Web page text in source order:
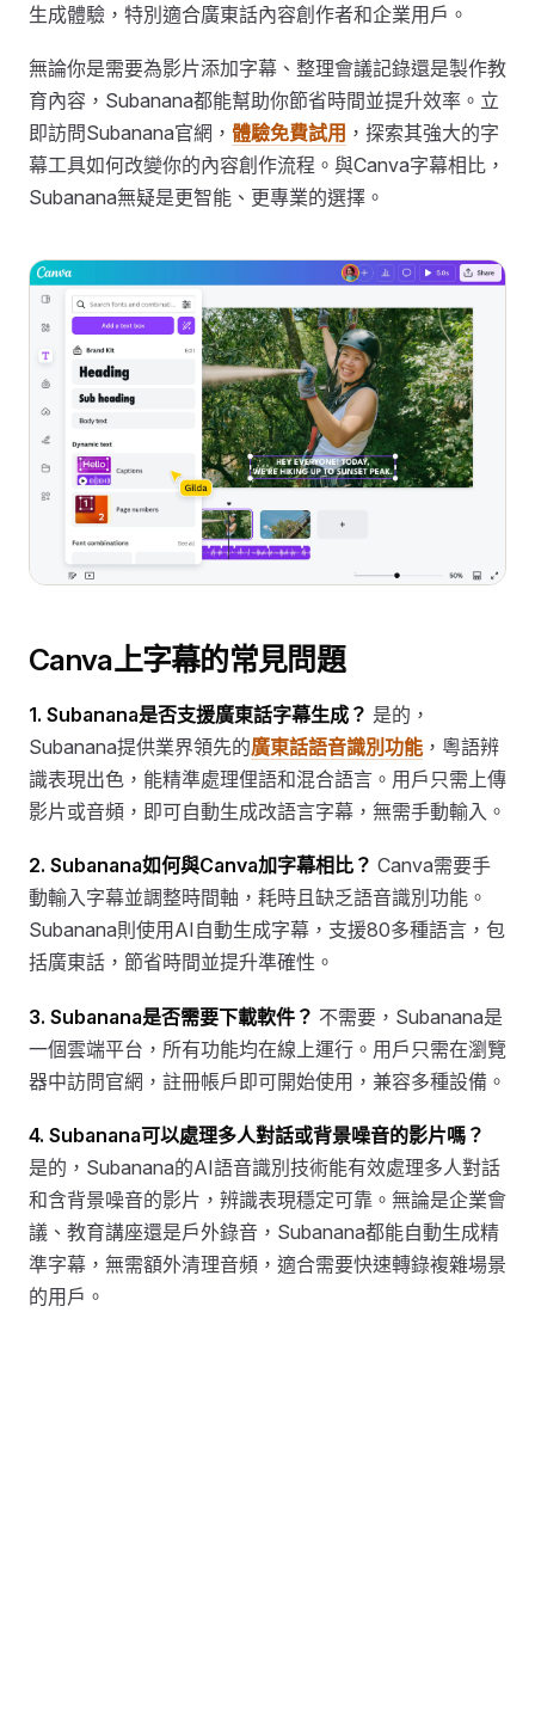
生成體驗，特別適合廣東話內容創作者和企業用戶。
無論你是需要為影片添加字幕、整理會議記錄還是製作教
育內容，Subanana都能幫助你節省時間並提升效率。立
即訪問Subanana官網， 體驗免費試用 ，探索其強大的字
幕工具如何改變你的內容創作流程。與Canva字幕相比，
Subanana無疑是更智能、更專業的選擇。
Canva上字幕的常見問題
1. Subanana是否支援廣東話字幕生成？ 是的，
Subanana提供業界領先的廣東話語音識別功能 ，粵語辨
識表現出色，能精準處理俚語和混合語言。用戶只需上傳
影片或音頻，即可自動生成改語言字幕，無需手動輸入。
2. Subanana如何與Canva加字幕相比？ Canva需要手
動輸入字幕並調整時間軸，耗時且缺乏語音識別功能。
Subanana則使用AI自動生成字幕，支援80多種語言，包
括廣東話，節省時間並提升準確性。
3. Subanana是否需要下載軟件？ 不需要，Subanana是
一個雲端平台，所有功能均在線上運行。用戶只需在瀏覽
器中訪問官網，註冊帳戶即可開始使用，兼容多種設備。
4. Subanana可以處理多人對話或背景噪音的影片嗎？
是的，Subanana的AI語音識別技術能有效處理多人對話
和含背景噪音的影片，辨識表現穩定可靠。無論是企業會
議、教育講座還是戶外錄音，Subanana都能自動生成精
準字幕，無需額外清理音頻，適合需要快速轉錄複雜場景
的用戶。